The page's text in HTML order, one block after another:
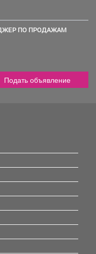
ПО ПРОДАЖАМ
Подать объявление